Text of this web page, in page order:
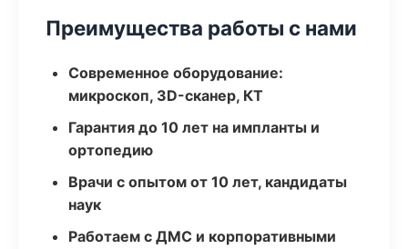
Преимущества работы с нами
Современное оборудование:
микроскоп, 3D-сканер, КТ
Гарантия до 10 лет на импланты и
ортопедию
Врачи с опытом от 10 лет, кандидаты
наук
Работаем с ДМС и корпоративными